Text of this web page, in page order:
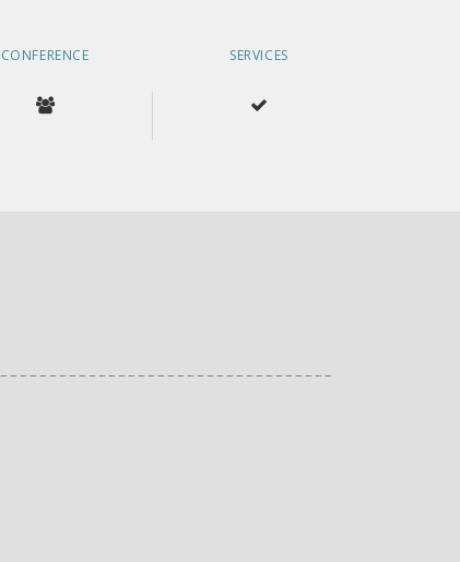
CONFERENCE SERVICES